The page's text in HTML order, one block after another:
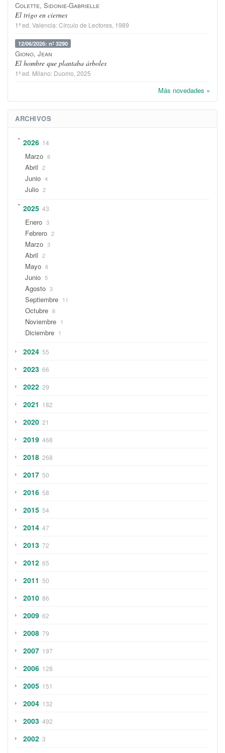
Colette, Sidonie-Gabrielle
El trigo en ciernes
1ª ed. Valencia:Círculo de Lectores , 1989
12/06/2026: nº 3290
Giono, Jean
El hombre que plantaba árboles
1ª ed. Milano: Duomo , 2025
Más novedades »
ARCHIVOS
2026 14
Marzo 6
Abril 2
Junio 4
Julio 2
2025 43
Enero 3
Febrero 2
Marzo 3
Abril 2
Mayo 6
Junio 5
Agosto 3
Septiembre 11
Octubre 6
Noviembre 1
Diciembre 1
2024 55
2023 66
2022 29
2021 182
2020 21
2019 468
2018 268
2017 50
2016 58
2015 54
2014 47
2013 72
2012 65
2011 50
2010 86
2009 62
2008 79
2007 197
2006 128
2005 151
2004 132
2003 492
2002 3